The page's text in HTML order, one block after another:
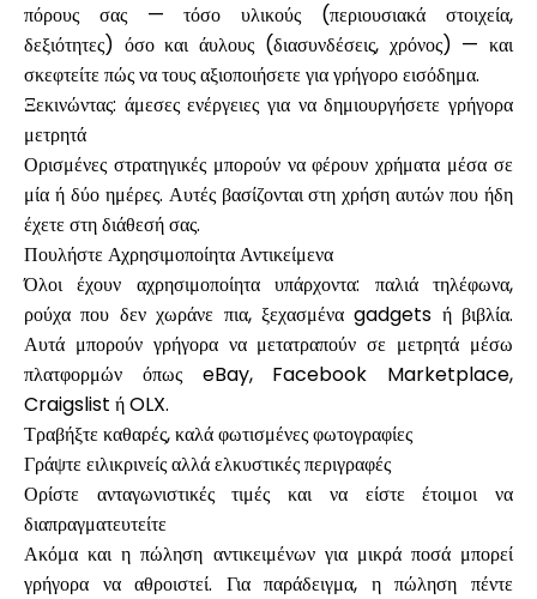
Λάβετε χρηματοδότηση
ask@scrambleup.com
πόρους σας — τόσο υλικούς (περιουσιακά στοιχεία,
δεξιότητες) όσο και άυλους (διασυνδέσεις, χρόνος) — και
σκεφτείτε πώς να τους αξιοποιήσετε για γρήγορο εισόδημα.
Ξεκινώντας: άμεσες ενέργειες για να δημιουργήσετε γρήγορα
μετρητά
Ορισμένες στρατηγικές μπορούν να φέρουν χρήματα μέσα σε
μία ή δύο ημέρες. Αυτές βασίζονται στη χρήση αυτών που ήδη
έχετε στη διάθεσή σας.
Πουλήστε Αχρησιμοποίητα Αντικείμενα
Όλοι έχουν αχρησιμοποίητα υπάρχοντα: παλιά τηλέφωνα,
ρούχα που δεν χωράνε πια, ξεχασμένα gadgets ή βιβλία.
Αυτά μπορούν γρήγορα να μετατραπούν σε μετρητά μέσω
πλατφορμών όπως eBay, Facebook Marketplace,
Craigslist ή OLX.
Τραβήξτε καθαρές, καλά φωτισμένες φωτογραφίες
Γράψτε ειλικρινείς αλλά ελκυστικές περιγραφές
Ορίστε ανταγωνιστικές τιμές και να είστε έτοιμοι να
διαπραγματευτείτε
Ακόμα και η πώληση αντικειμένων για μικρά ποσά μπορεί
γρήγορα να αθροιστεί. Για παράδειγμα, η πώληση πέντε